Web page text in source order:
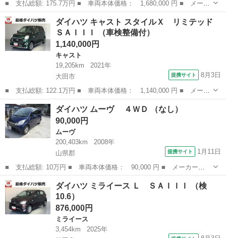
■ 支払総額: 175.7万円 ■ 車両本体価格： 1,680,000 円 ■ メーカ
ー名： ダイハツ ■ 車種名： ムーヴキャンバス ■ グレード
名： セオリーＧ ＬＥＤヘッドライト 両側パワ－スライドドア
運転席／助手...
島根 松江市 ダイハツ
ダイハツ キャスト スタイルＸ リミテッド
ＳＡＩＩＩ （車検整備付）
1,140,000円
キャスト
19,205km
2021年
大田市
提携サイト 8月3日
■ 支払総額: 122.1万円 ■ 車両本体価格： 1,140,000 円 ■ メーカ
ー名： ダイハツ ■ 車種名： キャスト ■ グレード名： スタイ
ルＸ リミテッド ＳＡＩＩＩ ■ 排気量： 660cc ■ ドア枚数：...
島根 大田市 キャスト
ダイハツ ムーヴ ４ＷＤ （なし）
90,000円
ムーヴ
200,403km
2008年
山県郡
提携サイト 1月11日
■ 支払総額: 10万円 ■ 車両本体価格： 90,000 円 ■ メーカー
名： ダイハツ ■ 車種名： ムーヴ ■ グレード名： ４ＷＤ
■ 排気量： 660cc ■ ドア枚数： 5D ■ ミッション： インパネ
AT ...
広島 山県郡 ムーヴ
ダイハツ ミライース Ｌ ＳＡＩＩＩ （検
10.6）
876,000円
ミライース
3,454km
2025年